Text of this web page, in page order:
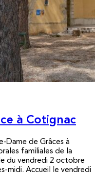
à Cotignac
Dame de Grâces à
familiales de la
du vendredi 2 octobre
midi. Accueil le vendredi